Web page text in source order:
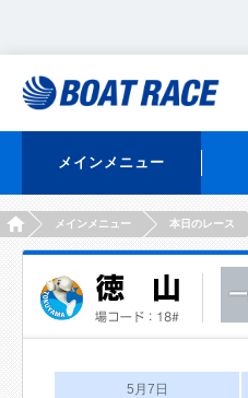
メインメニュー
HOMEメインメニュー 本日のレース
5月7日